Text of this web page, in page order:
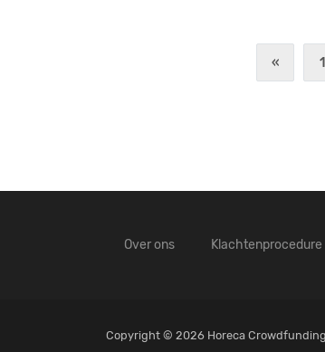
« 1
Over ons Klachtenprocedure
Copyright © 2026 Horeca